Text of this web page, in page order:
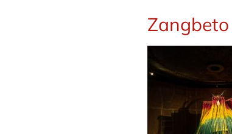
Zangbeto